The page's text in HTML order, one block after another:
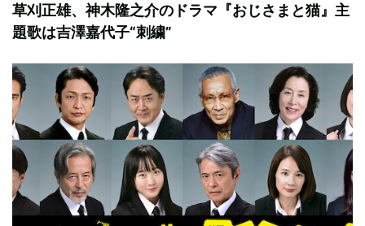
草刈正雄、神木隆之介のドラマ『おじさまと猫』主
題歌は吉澤嘉代子“刺繍”